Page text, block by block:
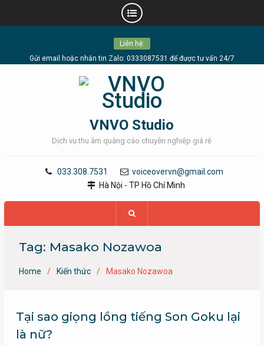
Liên hệ:
Gửi email hoặc nhắn tin Zalo: 0333087531 để được tư vấn 24/7
VNVO Studio
Dịch vụ thu âm quảng cáo chuyên nghiệp giá rẻ
033.308.7531
voiceovervn@gmail.com
Hà Nội - TP Hồ Chí Minh
Tag: Masako Nozawoa
Home Kiến thức Masako Nozawoa
Tại sao giọng lồng tiếng Son Goku lại
là nữ?